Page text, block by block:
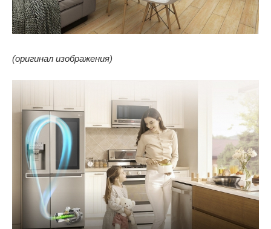
(оригинал изображения)